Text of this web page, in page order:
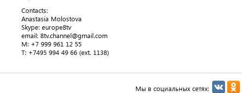
Contacts:
Anastasia Molostova
​Skype: europe8tv
email: 8tv.channel@gmail.com
M: +7 999 961 12 55
T​: +7495 994 49 66 (ext. 1138)
Мы в социальных сетях: